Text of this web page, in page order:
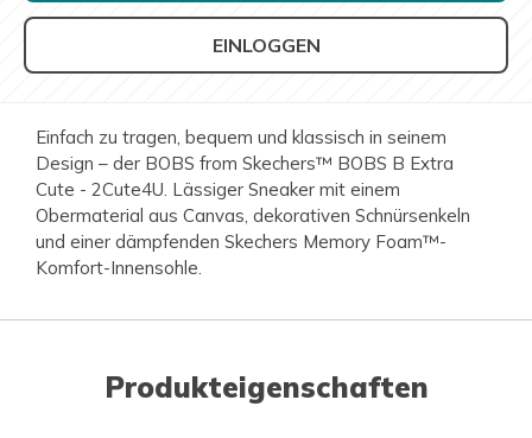
EINLOGGEN
Einfach zu tragen, bequem und klassisch in seinem
Design – der BOBS from Skechers™ BOBS B Extra
Cute - 2Cute4U. Lässiger Sneaker mit einem
Obermaterial aus Canvas, dekorativen Schnürsenkeln
und einer dämpfenden Skechers Memory Foam™-
Komfort-Innensohle.
Produkteigenschaften